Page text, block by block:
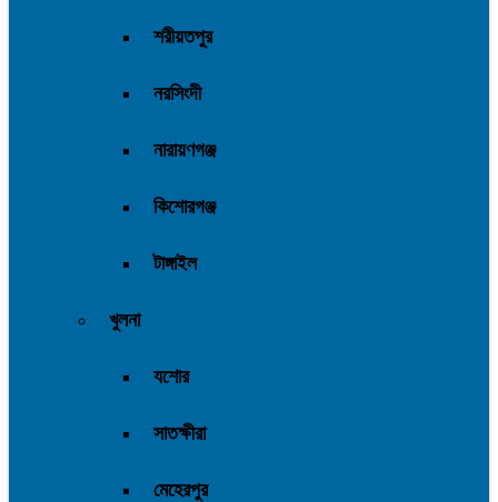
শরীয়তপুর
নরসিংদী
নারায়ণগঞ্জ
কিশোরগঞ্জ
টাঙ্গাইল
খুলনা
যশোর
সাতক্ষীরা
মেহেরপুর